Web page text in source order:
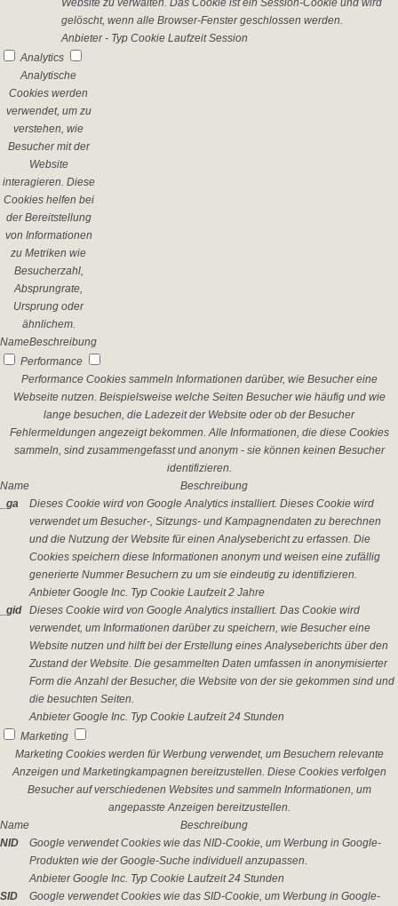
Website zu verwalten. Das Cookie ist ein Session-Cookie und wird
gelöscht, wenn alle Browser-Fenster geschlossen werden.
Anbieter - Typ Cookie Laufzeit Session
Analytics
Analytische
Cookies werden
verwendet, um zu
verstehen, wie
Besucher mit der
Website
interagieren. Diese
Cookies helfen bei
der Bereitstellung
von Informationen
zu Metriken wie
Besucherzahl,
Absprungrate,
Ursprung oder
ähnlichem.
NameBeschreibung
Performance
Performance Cookies sammeln Informationen darüber, wie Besucher eine
Webseite nutzen. Beispielsweise welche Seiten Besucher wie häufig und wie
lange besuchen, die Ladezeit der Website oder ob der Besucher
Fehlermeldungen angezeigt bekommen. Alle Informationen, die diese Cookies
sammeln, sind zusammengefasst und anonym - sie können keinen Besucher
identifizieren.
Name
Beschreibung
_ga
Dieses Cookie wird von Google Analytics installiert. Dieses Cookie wird
verwendet um Besucher-, Sitzungs- und Kampagnendaten zu berechnen
und die Nutzung der Website für einen Analysebericht zu erfassen. Die
Cookies speichern diese Informationen anonym und weisen eine zufällig
generierte Nummer Besuchern zu um sie eindeutig zu identifizieren.
Anbieter Google Inc. Typ Cookie Laufzeit 2 Jahre
_gid
Dieses Cookie wird von Google Analytics installiert. Das Cookie wird
verwendet, um Informationen darüber zu speichern, wie Besucher eine
Website nutzen und hilft bei der Erstellung eines Analyseberichts über den
Zustand der Website. Die gesammelten Daten umfassen in anonymisierter
Form die Anzahl der Besucher, die Website von der sie gekommen sind und
die besuchten Seiten.
Anbieter Google Inc. Typ Cookie Laufzeit 24 Stunden
Marketing
Marketing Cookies werden für Werbung verwendet, um Besuchern relevante
Anzeigen und Marketingkampagnen bereitzustellen. Diese Cookies verfolgen
Besucher auf verschiedenen Websites und sammeln Informationen, um
angepasste Anzeigen bereitzustellen.
Name
Beschreibung
NID
Google verwendet Cookies wie das NID-Cookie, um Werbung in Google-
Produkten wie der Google-Suche individuell anzupassen.
Anbieter Google Inc. Typ Cookie Laufzeit 24 Stunden
SID
Google verwendet Cookies wie das SID-Cookie, um Werbung in Google-